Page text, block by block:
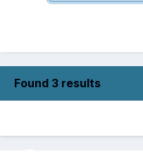
Found 3 results